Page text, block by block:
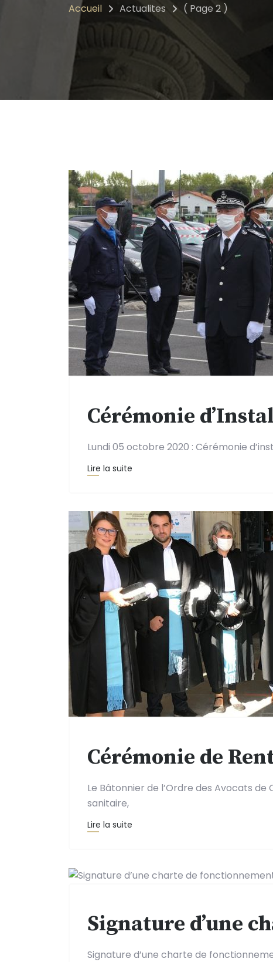
Accueil Actualites ( Page 2 )
Cérémonie
Lundi 05 octobre 2020 : Cérémonie
Lire la suite
Cérémonie de
Le Bâtonnier de l’Ordre des Avocats
sanitaire,
Lire la suite
Signature d’une
Signature d’une charte de